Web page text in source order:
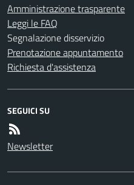
Amministrazione trasparente
Leggi le FAQ
Segnalazione disservizio
Prenotazione appuntamento
Richiesta d'assistenza
SEGUICI SU
Newsletter